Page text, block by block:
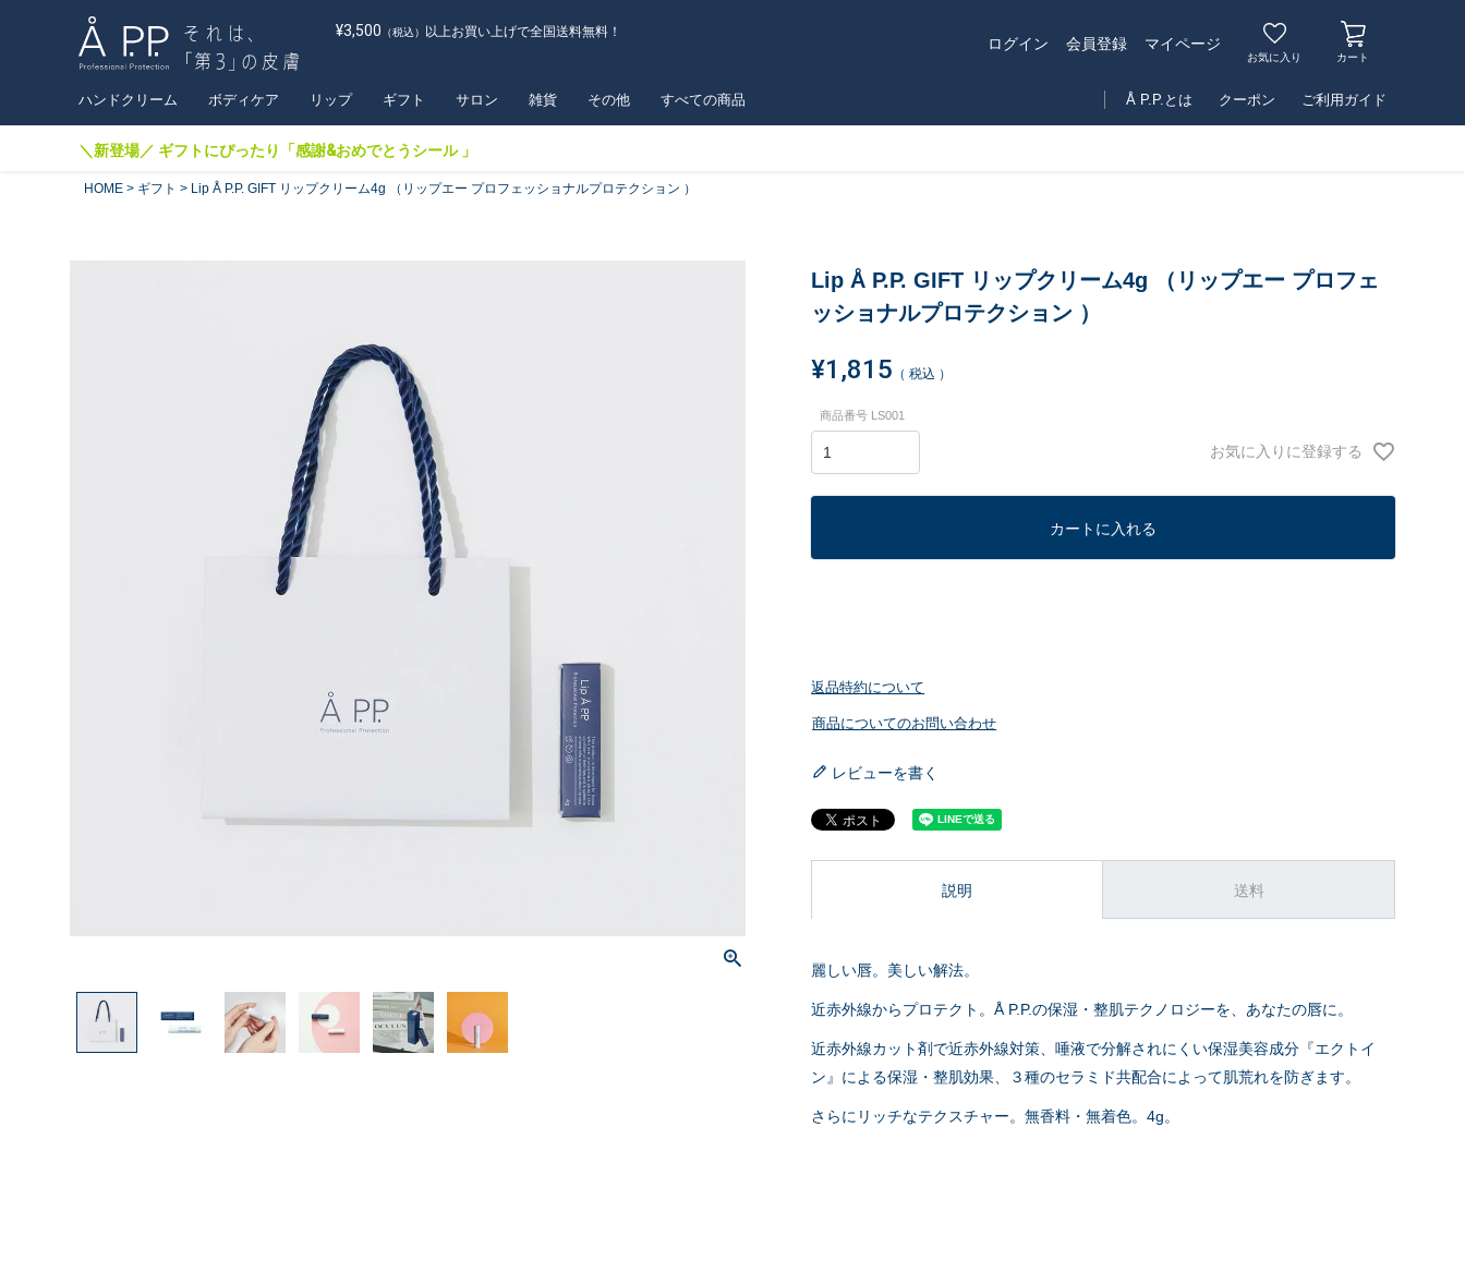
¥3,500 （税込） 以上お買い上げで全国送料無料！
ログイン 会員登録 マイページ
お気に入り カート
ハンドクリーム ボディケア リップ ギフト サロン 雑貨 その他 すべての商品 Å P.P.とは クーポン ご利用ガイド
＼新登場／ ギフトにぴったり「感謝&おめでとうシール 」
HOME ギフト Lip Å P.P. GIFT リップクリーム4g （リップエー プロフェッショナルプロテクション ）
Lip Å P.P. GIFT リップクリーム4g （リップエー プロフェ
ッショナルプロテクション ）
¥1,815 税込
商品番号 LS001
お気に入りに登録する
カートに入れる
返品特約について
商品についてのお問い合わせ
レビューを書く
説明 送料
麗しい唇。美しい解法。
近赤外線からプロテクト。Å P.P.の保湿・整肌テクノロジーを、あなたの唇に。
近赤外線カット剤で近赤外線対策、唾液で分解されにくい保湿美容成分『エクトイ
ン』による保湿・整肌効果、３種のセラミド共配合によって肌荒れを防ぎます。
さらにリッチなテクスチャー。無香料・無着色。4g。